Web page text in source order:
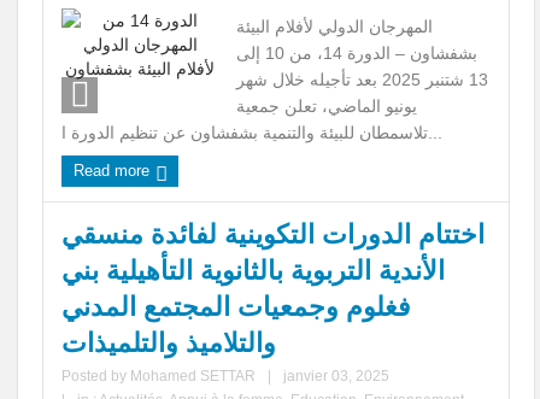
المهرجان الدولي لأفلام البيئة
بشفشاون – الدورة 14، من 10 إلى
13 شتنبر 2025 بعد تأجيله خلال شهر
يونيو الماضي، تعلن جمعية
Read more
اختتام الدورات التكوينية لفائدة منسقي
الأندية التربوية بالثانوية التأهيلية بني
فغلوم وجمعيات المجتمع المدني
والتلاميذ والتلميذات
Posted by Mohamed SETTAR
janvier 03, 2025